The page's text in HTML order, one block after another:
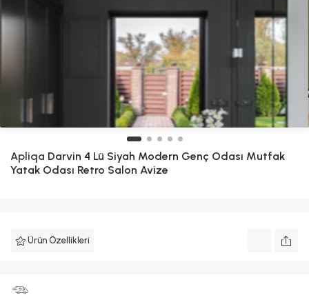
Apliqa Darvin 4 Lü Siyah Modern Genç Odası Mutfak
Yatak Odası Retro Salon Avize
Ürün Özellikleri